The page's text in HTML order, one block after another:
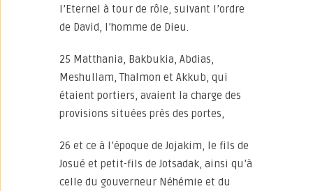
l’Eternel à tour de rôle, suivant l’ordre
de David, l’homme de Dieu.
25 Matthania, Bakbukia, Abdias,
Meshullam, Thalmon et Akkub, qui
étaient portiers, avaient la charge des
provisions situées près des portes,
26 et ce à l’époque de Jojakim, le fils de
Josué et petit-fils de Jotsadak, ainsi qu’à
celle du gouverneur Néhémie et du